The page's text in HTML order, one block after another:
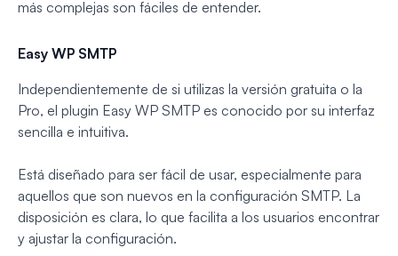
más complejas son fáciles de entender.
Easy WP SMTP
Independientemente de si utilizas la versión gratuita o la
Pro, el plugin Easy WP SMTP es conocido por su interfaz
sencilla e intuitiva.
Está diseñado para ser fácil de usar, especialmente para
aquellos que son nuevos en la configuración SMTP. La
disposición es clara, lo que facilita a los usuarios encontrar
y ajustar la configuración.